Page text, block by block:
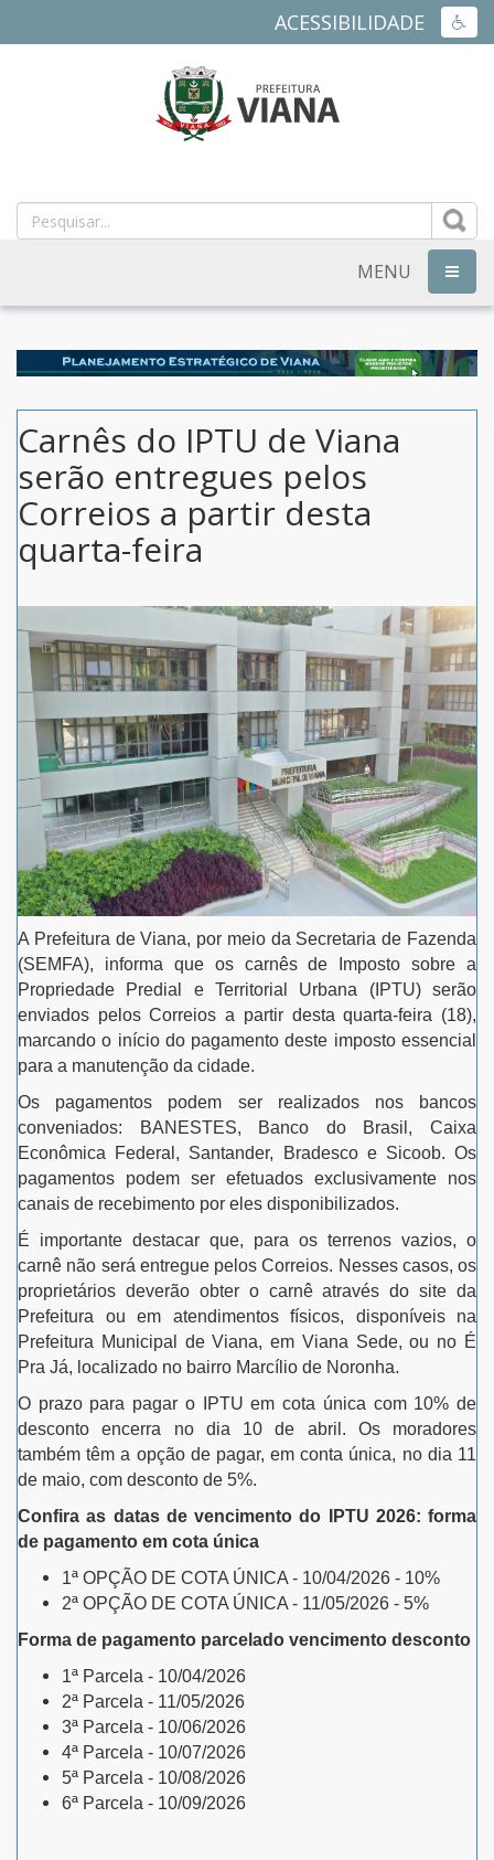
ACESSIBILIDADE
MUNICIPAL
DE
VIANA
ES
MENU
Carnês do IPTU de Viana
serão entregues pelos
Correios a partir desta
quarta-feira
A Prefeitura de Viana, por meio da Secretaria de Fazenda
(SEMFA), informa que os carnês de Imposto sobre a
Propriedade Predial e Territorial Urbana (IPTU) serão
enviados pelos Correios a partir desta quarta-feira (18),
marcando o início do pagamento deste imposto essencial
para a manutenção da cidade.
Os pagamentos podem ser realizados nos bancos
conveniados: BANESTES, Banco do Brasil, Caixa
Econômica Federal, Santander, Bradesco e Sicoob. Os
pagamentos podem ser efetuados exclusivamente nos
canais de recebimento por eles disponibilizados.
É importante destacar que, para os terrenos vazios, o
carnê não será entregue pelos Correios. Nesses casos, os
proprietários deverão obter o carnê através do site da
Prefeitura ou em atendimentos físicos, disponíveis na
Prefeitura Municipal de Viana, em Viana Sede, ou no É
Pra Já, localizado no bairro Marcílio de Noronha.
O prazo para pagar o IPTU em cota única com 10% de
desconto encerra no dia 10 de abril. Os moradores
também têm a opção de pagar, em conta única, no dia 11
de maio, com desconto de 5%.
Confira as datas de vencimento do IPTU 2026: forma
de pagamento em cota única
1ª OPÇÃO DE COTA ÚNICA - 10/04/2026 - 10%
2ª OPÇÃO DE COTA ÚNICA - 11/05/2026 - 5%
Forma de pagamento parcelado vencimento desconto
1ª Parcela - 10/04/2026
2ª Parcela - 11/05/2026
3ª Parcela - 10/06/2026
4ª Parcela - 10/07/2026
5ª Parcela - 10/08/2026
6ª Parcela - 10/09/2026